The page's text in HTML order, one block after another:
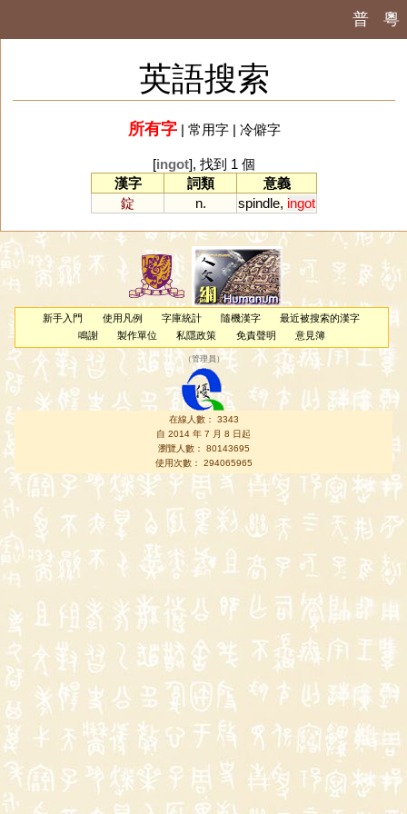
粵
普
英語搜索
所有字| 常用字| 冷僻字
[ingot], 找到 1 個
漢字
詞類
意義
錠
n. spindle, ingot
新手入門 使用凡例 字庫統計 隨機漢字
最近被搜索的漢字
鳴謝
製作單位 私隱政策 免責聲明 意見簿
（管理員 ）
在線人數： 3343
自 2014 年 7 月 8 日起
瀏覽人數： 80143695
使用次數： 294065965